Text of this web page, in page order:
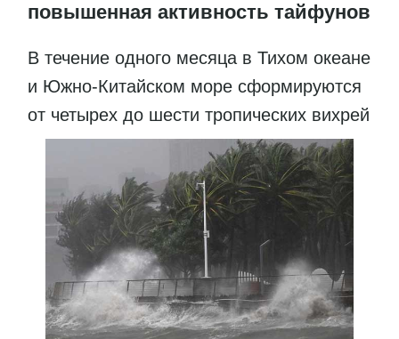
повышенная активность тайфунов
В течение одного месяца в Тихом океане
и Южно-Китайском море сформируются
от четырех до шести тропических вихрей